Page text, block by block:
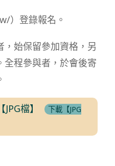
登錄報名。
，始保留參加資格，另
全程參與者，於會後寄
檔】
下載【JPG